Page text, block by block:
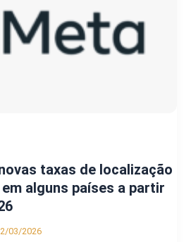
taxas de localização
alguns países a partir
03/2026